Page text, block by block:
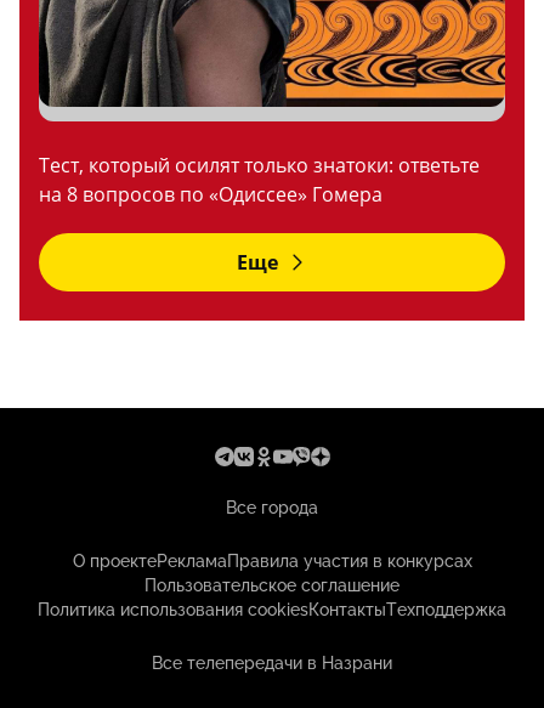
Тест, который осилят только знатоки: ответьте
на 8 вопросов по «Одиссее» Гомера
Еще
Все города
О проектеРекламаПравила участия в конкурсах
Пользовательское соглашение
Политика использования cookiesКонтактыТехподдержка
Все телепередачи в Назрани